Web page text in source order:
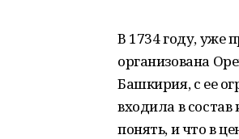
В 1734 году,
организована
Башкирия, с ее
входила в
понять, и что в